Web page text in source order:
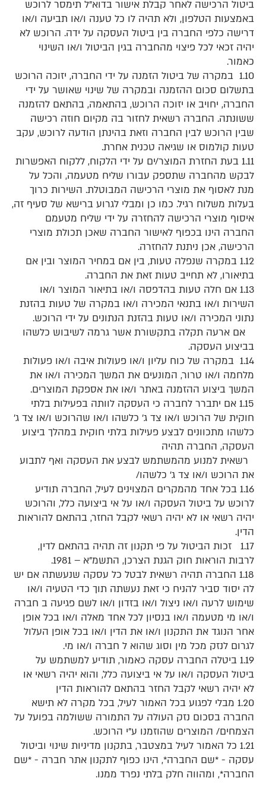
ביטול הרכישה לאחר קבלת אישור בדוא”ל תימסר לרוכש
באמצעות הטלפון, ולא תהיה לו כל טענה ו/או תביעה ו/או
דרישה כלפי החברה בין ביטול העסקה על ידה. הרוכש לא
יהיה זכאי לכל פיצוי מהחברה בגין הביטול ו/או השינוי
כאמור.
1.10 במקרה של ביטול הזמנה על ידי החברה, יזוכה הרוכש
בתשלום סכום ההזמנה ובמקרה של שינוי שאושר על ידי
החברה, יחויב או יזוכה הרוכש, בהתאמה, בהתאם להזמנה
ששונתה. החברה רשאית לחזור בה מקיום חוזה רכישה
שבין הרוכש לבין החברה וזאת בהינתן הודעה לרוכש, עקב
טעות קולמוס או שגיאה טכנית אחרת.
1.11 בעת החזרת המוצר/ים על ידי הלקוח, ללקוח האפשרות
לבקש מהחברה שתספק עבורו שליח מטעמה, והכל על
מנת לאסוף את מוצרי הרכישה המבוטלת. השירות כרוך
בעלות משלוח רגיל. כמו כן ומבלי לגרוע ברישא של סעיף זה,
איסוף מוצרי הרכישה להחזרה על ידי שליח מטעמם
החברה הינו בכפוף לאישור החברה שאכן תכולת מוצרי
הרכישה, אכן ניתנת להחזרה.
1.12 במקרה שנפלה טעות, בין אם במחיר המוצר ובין אם
בתיאורו, לא תחייב טעות זאת את החברה.
1.13 אם חלה טעות בהדפסה ו/או בתיאור המוצר ו/או
השירות ו/או בתנאי המכירה ו/או במקרה של טעות בהזנת
נתוני המכירה ו/או טעות בהזנת הנתונים על ידי הרוכש.
אם ארעה תקלה בתקשורת אשר גרמה לשיבוש כלשהו
בביצוע העסקה.
1.14 במקרה של כוח עליון ו/או פעולות איבה ו/או פעולות
מלחמה ו/או טרור, המונעים את המשך המכירה ו/או את
המשך ביצוע ההזמנה באתר ו/או את אספקת המוצרים.
1.15 אם יתברר לחברה כי העסקה לוותה בפעילות בלתי
חוקית של הרוכש ו/או צד ג’ כלשהו ו/או שהרוכש ו/או צד ג’
כלשהו מתכוונים לבצע פעילות בלתי חוקית במהלך ביצוע
העסקה, החברה תהיה
רשאית למנוע מהמשתמש לבצע את העסקה ואף לתבוע
את הרוכש ו/או צד ג’ כלשהו/
1.16 בכל אחד מהמקרים המצוינים לעיל, החברה תודיע
לרוכש על ביטול העסקה ו/או על אי ביצועה כלל, והרוכש
יהיה רשאי או לא יהיה רשאי לקבל החזר, בהתאם להוראות
הדין.
1.17 זכות הביטול על פי תקנון זה תהיה בהתאם לדין,
לרבות הוראות חוק הגנת הצרכן, התשמ”א – 1981.
1.18 החברה תהיה רשאית לבטל כל עסקה שנעשתה אם יש
לה יסוד סביר להניח כי זאת נעשתה תוך כדי הטעיה ו/או
שימוש לרעה ו/או ניצול ו/או בזדון ו/או לשם פגיעה ב חברה
ו/או מי מטעמה ו/או בנסיון לכל אחד מאלה ו/או בכל אופן
אחר הנוגד את התקנון ו/או את הדין ו/או בכל אופן העלול
לגרום לנזק מכל מין וסוג שהוא ל חברה ו/או מי.
1.19 ביטלה החברה עסקה כאמור, תודיע למשתמש על
ביטול העסקה ו/או על אי ביצועה כלל, והוא יהיה רשאי או
לא יהיה רשאי לקבל החזר בהתאם להוראות הדין
1.20 מבלי לפגוע בכל האמור לעיל, בכל מקרה לא תישא
החברה בסכום נזק העולה על התמורה ששולמה בפועל על
הצמחים/ המוצרים שהוזמנו ע”י הרוכש.
1.21 כל האמור לעיל במצטבר, בתקנון מדיניות שינוי וביטול
עסקה - *שם החברה*, הינו כפוף לתקנון אתר חברה - *שם
החברה*, ומהווה חלק בלתי נפרד ממנו.